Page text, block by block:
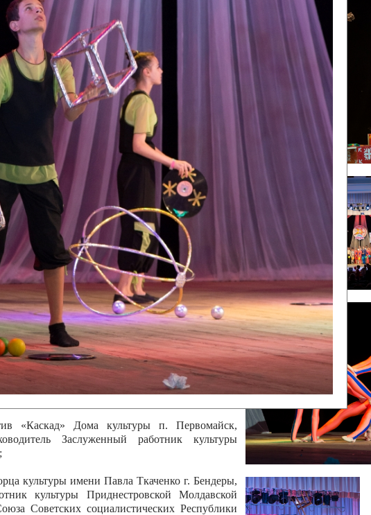
"Созвездие
цирка"
коллектив «Ровесник» Дом культуры с.
Рогожинер Светлана Георгиевна
коллектив «Шари-вари» МУ «Культурно-
руководители Отличные работники
Республики Алёна Александровна и
«Энтузиасты» Дома культуры с. Делакеу,
Отличный работник культуры
Республики Пётр Петрович Дижмару;
«Сперанца» Дома культуры посёлка Красное,
Отличный работник культуры
Республики Анжела Владимировна
коллектив «Алегро» Дома детско –юношеского
района, руководитель Хачатурян Юрий
«Радуга» Городской дворец культуры г.
работник культуры Приднестровской
Юрьевич Елистратов;
«Каскад» Дома культуры п. Первомайск,
Заслуженный работник культуры
культуры имени Павла Ткаченко г. Бендеры,
культуры Приднестровской Молдавской
Советских социалистических Республики